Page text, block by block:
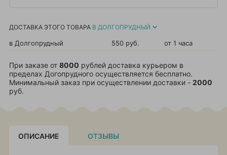
ДОСТАВКА ЭТОГО ТОВАРА В ДОЛГОПРУДНЫЙ
в Долгопрудный 550 руб. от 1 часа
При заказе от 8000 рублей доставка курьером в
пределах Догопрудного осуществляется бесплатно.
Минимальный заказ при осуществлении доставки - 2000
руб.
ОПИСАНИЕ ОТЗЫВЫ